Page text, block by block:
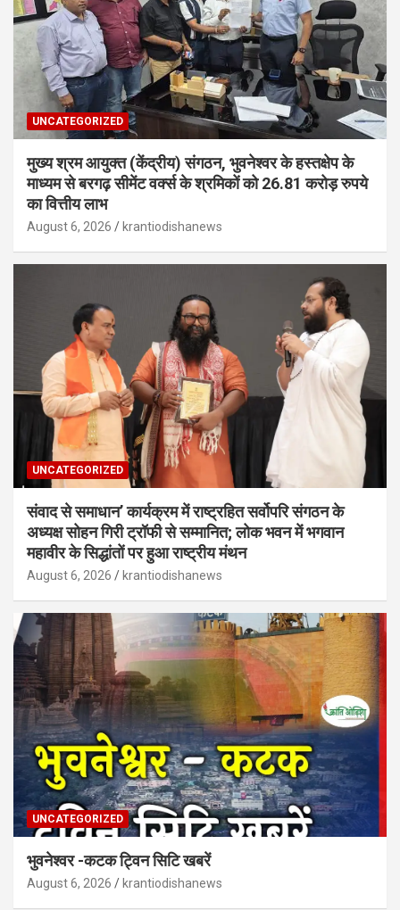
UNCATEGORIZED
मुख्य श्रम आयुक्त (केंद्रीय) संगठन, भुवनेश्वर के हस्तक्षेप के
माध्यम से बरगढ़ सीमेंट वर्क्स के श्रमिकों को 26.81 करोड़ रुपये
का वित्तीय लाभ
August 6, 2026 krantiodishanews
UNCATEGORIZED
संवाद से समाधान’ कार्यक्रम में राष्ट्रहित सर्वोपरि संगठन के
अध्यक्ष सोहन गिरी ट्रॉफी से सम्मानित; लोक भवन में भगवान
महावीर के सिद्धांतों पर हुआ राष्ट्रीय मंथन
August 6, 2026 krantiodishanews
UNCATEGORIZED
भुवनेश्वर -कटक ट्विन सिटि खबरें
August 6, 2026 krantiodishanews